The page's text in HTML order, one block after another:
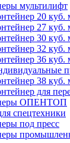
мультилифт
20 куб.
27 куб.
30 куб.
32 куб.
36 куб.
38 куб.
для
ОПЕНТОП
спецтехники
под пресс